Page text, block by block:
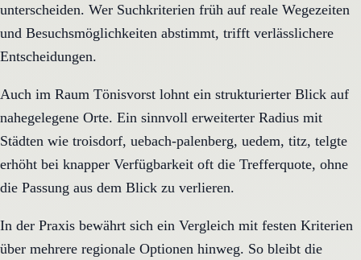
unterscheiden. Wer Suchkriterien früh auf reale Wegezeiten
und Besuchsmöglichkeiten abstimmt, trifft verlässlichere
Entscheidungen.
Auch im Raum Tönisvorst lohnt ein strukturierter Blick auf
nahegelegene Orte. Ein sinnvoll erweiterter Radius mit
Städten wie troisdorf, uebach-palenberg, uedem, titz, telgte
erhöht bei knapper Verfügbarkeit oft die Trefferquote, ohne
die Passung aus dem Blick zu verlieren.
In der Praxis bewährt sich ein Vergleich mit festen Kriterien
über mehrere regionale Optionen hinweg. So bleibt die